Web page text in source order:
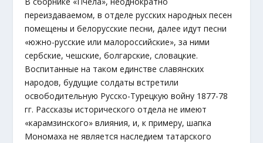
переиздаваемом, в отделе русских народных песен
помещены и белорусские песни, далее идут песни
«южно-русские или малороссийские», за ними
сербские, чешские, болгарские, словацкие.
Воспитанные на таком единстве славянских
народов, будущие солдаты встретили
освободительную Русско-Турецкую войну 1877-78
гг. Рассказы исторического отдела не имеют
«карамзинского» влияния, и, к примеру, шапка
Мономаха не является наследием татарского